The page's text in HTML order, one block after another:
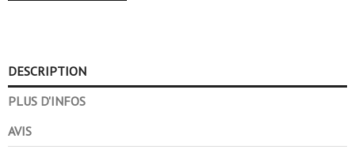
DESCRIPTION
PLUS D'INFOS
AVIS